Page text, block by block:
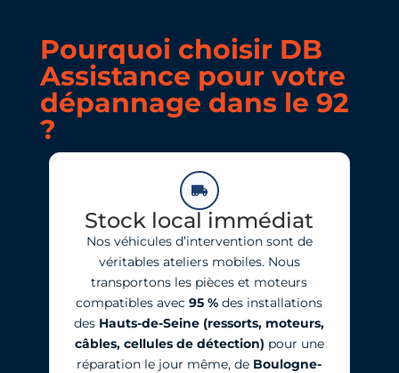
Pourquoi choisir DB
Assistance pour votre
dépannage dans le 92
?
Stock local immédiat
Nos véhicules d’intervention sont de
véritables ateliers mobiles. Nous
transportons les pièces et moteurs
compatibles avec95 % des installations
des Hauts-de-Seine (ressorts, moteurs,
câbles, cellules de détection) pour une
réparation le jour même, de Boulogne-